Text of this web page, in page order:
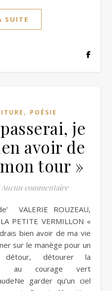
SUITE
, POÉSIE
je
avoir de
tour »
Aucun commentaire
PETITE VERMILLON «
bien avoir de ma vie
sur le manège pour un
détourer la
vie au courage vert
garder qu’un ciel